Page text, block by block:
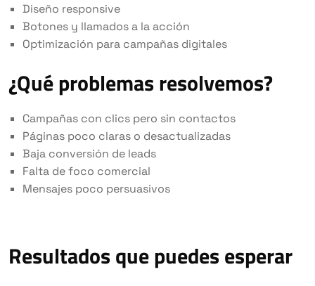
Diseño responsive
Botones y llamados a la acción
Optimización para campañas digitales
¿Qué problemas resolvemos?
Campañas con clics pero sin contactos
Páginas poco claras o desactualizadas
Baja conversión de leads
Falta de foco comercial
Mensajes poco persuasivos
Resultados que puedes esperar